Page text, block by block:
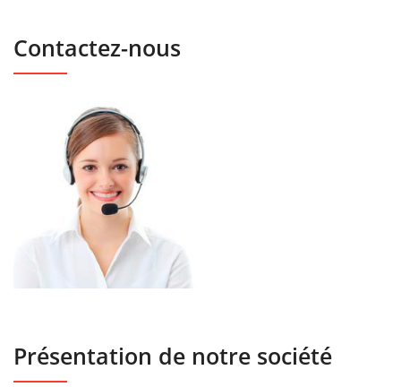
Contactez-nous
Présentation de notre société